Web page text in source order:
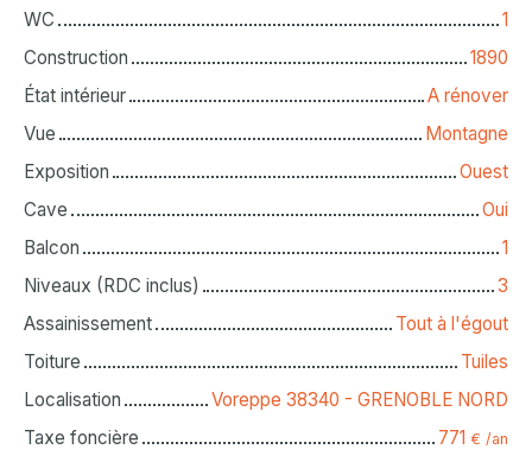
WC
1
Construction
1890
État intérieur
A rénover
Vue
Montagne
Exposition
Ouest
Cave
Oui
Balcon
1
Niveaux (RDC inclus)
3
Assainissement
Tout à l'égout
Toiture
Tuiles
Localisation
Voreppe 38340 - GRENOBLE NORD
Taxe foncière
771 € /an